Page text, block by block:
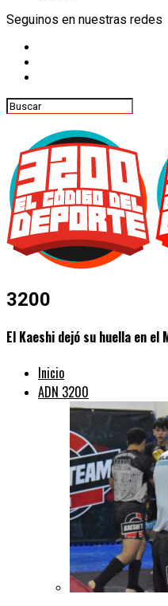
Seguinos en nuestras redes
3200
El Kaeshi dejó su huella en el
Inicio
ADN 3200